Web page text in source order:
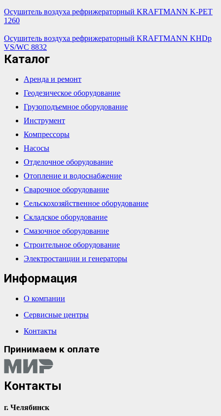
Осушитель воздуха рефрижераторный KRAFTMANN K-PET
1260
Осушитель воздуха рефрижераторный KRAFTMANN KHDp
VS/WC 8832
Каталог
Аренда и ремонт
Геодезическое оборудование
Грузоподъемное оборудование
Инструмент
Компрессоры
Насосы
Отделочное оборудование
Отопление и водоснабжение
Сварочное оборудование
Сельскохозяйственное оборудование
Складское оборудование
Смазочное оборудование
Строительное оборудование
Электростанции и генераторы
Информация
О компании
Сервисные центры
Контакты
Принимаем к оплате
Контакты
г. Челябинск